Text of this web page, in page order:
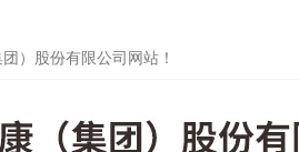
）股份有限公司网站！